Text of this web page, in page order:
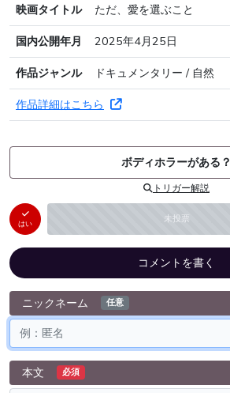
映画タイトル
ただ、愛を選ぶこと
国内公開年月
2025年4月25日
作品ジャンル
ドキュメンタリー / 自然
作品詳細はこちら
ボディホラーがある？
トリガー解説
はい 未投票
コメントを書く
ニックネーム 任意
本文 必須